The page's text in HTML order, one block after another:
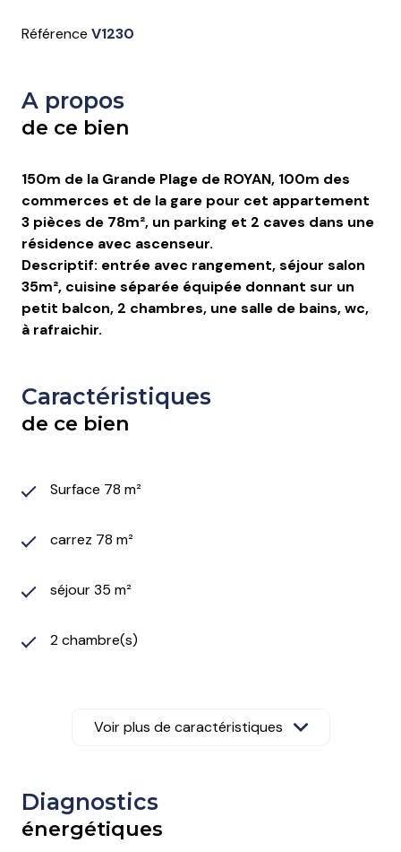
Référence V1230
A propos
de ce bien
150m de la Grande Plage de ROYAN, 100m des
commerces et de la gare pour cet appartement
3 pièces de 78m², un parking et 2 caves dans une
résidence avec ascenseur.
Descriptif: entrée avec rangement, séjour salon
35m², cuisine séparée équipée donnant sur un
petit balcon, 2 chambres, une salle de bains, wc,
à rafraichir.
Caractéristiques
de ce bien
Surface 78 m²
carrez 78 m²
séjour 35 m²
2 chambre(s)
construit en 1982
cuisine séparée (équipée)
Chauffage individuel : convecteur (electrique)
Voir plus de caractéristiques
Diagnostics
énergétiques